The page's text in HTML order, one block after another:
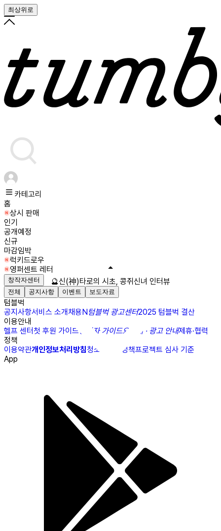
최상위로
카테고리
홈
상시 판매
인기
공개예정
신규
마감임박
럭키드로우
영퍼센트 레터
창작자센터
전체
공지사항 이벤트 보도자료
텀블벅
공지사항서비스 소개채용N텀블벅 광고센터2025 텀블벅 결산
이용안내
헬프 센터첫 후원 가이드창작자 가이드요금제 · 광고 안내제휴·협력
정책
이용약관개인정보처리방침청소년보호정책프로젝트 심사 기준
App
🔮신(神)타로의 시초, 콩쥐신녀 인터뷰